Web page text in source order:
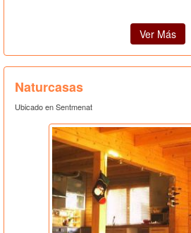
Ver Más
Naturcasas
Ubicado en Sentmenat